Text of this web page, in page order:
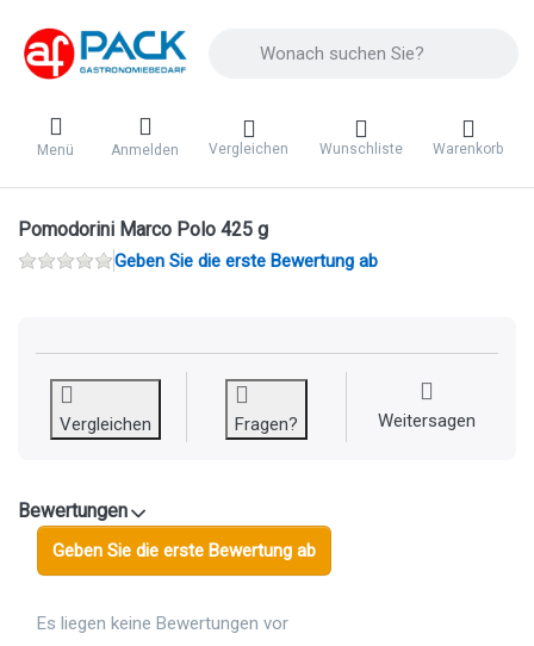
Menü Anmelden Vergleichen Wunschliste Warenkorb
Pomodorini Marco Polo 425 g
Geben Sie die erste Bewertung ab
Vergleichen Fragen? Weitersagen
Bewertungen
Geben Sie die erste Bewertung ab
Es liegen keine Bewertungen vor